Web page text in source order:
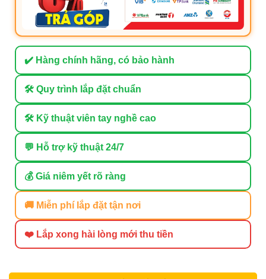
✔️ Hàng chính hãng, có bảo hành
🛠 Quy trình lắp đặt chuẩn
🛠 Kỹ thuật viên tay nghề cao
💬 Hỗ trợ kỹ thuật 24/7
💰 Giá niêm yết rõ ràng
🚚 Miễn phí lắp đặt tận nơi
❤️ Lắp xong hài lòng mới thu tiền